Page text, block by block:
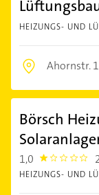
HEIZUNGS- UND
Ahornstr.
Börsch
1,0 1.0
HEIZUNGS- UND